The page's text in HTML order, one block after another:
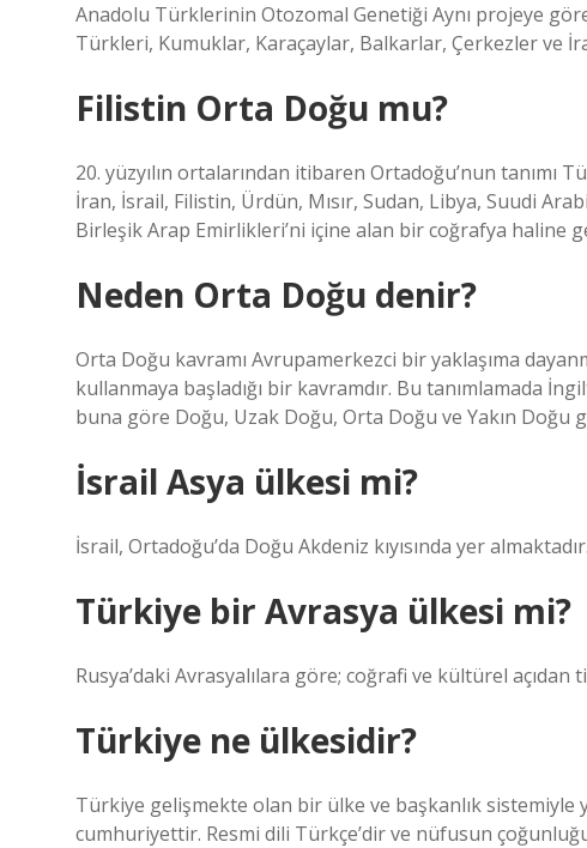
Anadolu Türklerinin Otozomal Genetiği Aynı projeye
Türkleri, Kumuklar, Karaçaylar, Balkarlar, Çerkezler ve
Filistin Orta Doğu mu?
20. yüzyılın ortalarından itibaren Ortadoğu’nun tanımı
İran, İsrail, Filistin, Ürdün, Mısır, Sudan, Libya, Suudi
Birleşik Arap Emirlikleri’ni içine alan bir coğrafya haline
Neden Orta Doğu denir?
Orta Doğu kavramı Avrupamerkezci bir yaklaşıma
kullanmaya başladığı bir kavramdır. Bu tanımlamada
buna göre Doğu, Uzak Doğu, Orta Doğu ve Yakın
İsrail Asya ülkesi mi?
İsrail, Ortadoğu’da Doğu Akdeniz kıyısında yer almaktadır.
Türkiye bir Avrasya ülkesi mi?
Rusya’daki Avrasyalılara göre; coğrafi ve kültürel
Türkiye ne ülkesidir?
Türkiye gelişmekte olan bir ülke ve başkanlık
cumhuriyettir. Resmi dili Türkçe’dir ve nüfusun